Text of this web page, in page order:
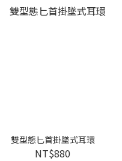
雙型態匕首掛墜式耳環
NT$880